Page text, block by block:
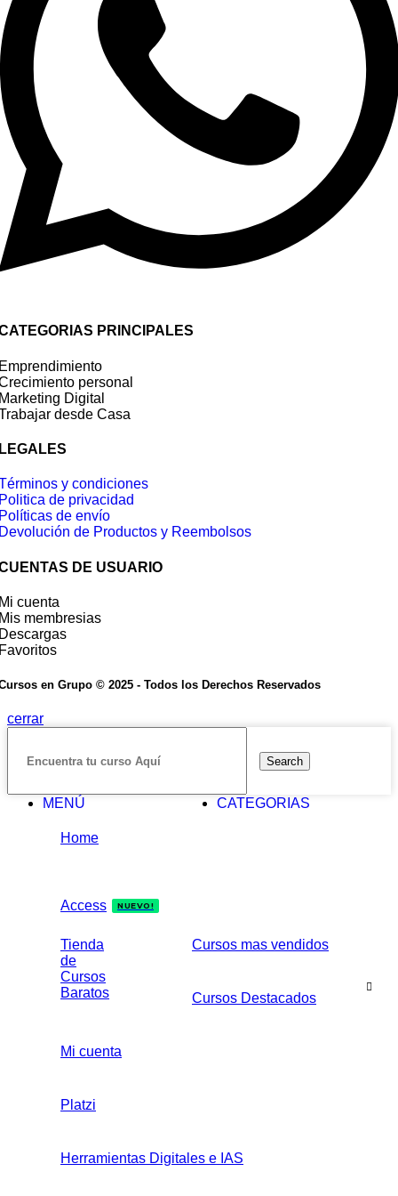
PRINCIPALES
personal
Digital
desde Casa
y condiciones
de privacidad
de envío
de Productos y Reembolsos
DE USUARIO
cuenta
membresias
en Grupo © 2025 - Todos los Derechos Reservados
cerrar
Search
MENÚ CATEGORIAS
Home
Access NUEVO!
Tienda
de
Cursos
Baratos
Cursos mas vendidos
Cursos Destacados
Mi cuenta
Platzi
Herramientas Digitales e IAS